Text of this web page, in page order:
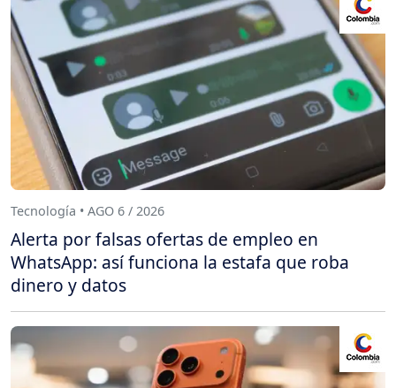
Tecnología • AGO 6 / 2026
Alerta por falsas ofertas de empleo en
WhatsApp: así funciona la estafa que roba
dinero y datos